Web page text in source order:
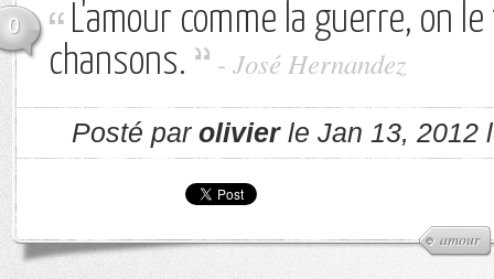
0
L'amour comme la guerre, on
chansons.
- José Hernandez
Posté par olivierle Jan 13, 2012
amour